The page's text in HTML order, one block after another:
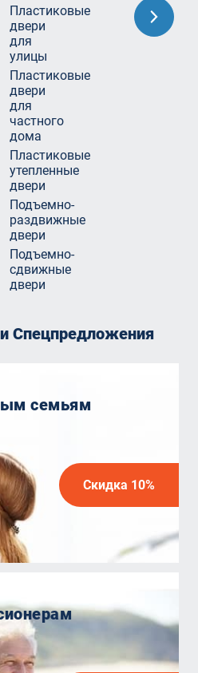
Пластиковые
двери
для
улицы
Пластиковые
двери
для
частного
дома
Пластиковые
утепленные
двери
Подъемно-
раздвижные
двери
Подъемно-
сдвижные
двери
Спецпредложения
семьям
Скидка 10%